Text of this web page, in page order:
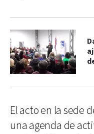
El acto en la sede
una agenda de